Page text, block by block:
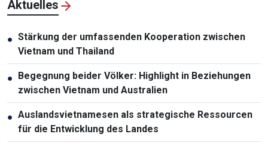
Aktuelles
● Stärkung der umfassenden Kooperation zwischen
Vietnam und Thailand
● Begegnung beider Völker: Highlight in Beziehungen
zwischen Vietnam und Australien
● Auslandsvietnamesen als strategische Ressourcen
für die Entwicklung des Landes